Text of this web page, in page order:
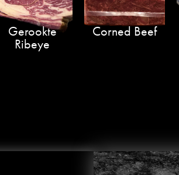
Gerookte
Ribeye
Corned Beef